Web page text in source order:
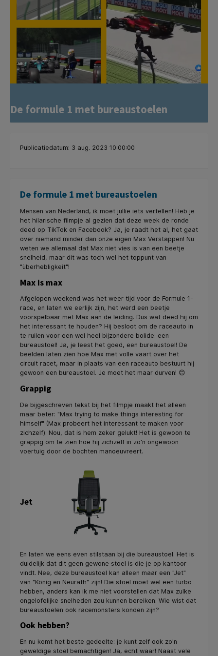
De formule 1 met bureaustoelen
Publicatiedatum: 3 aug. 2023 10:00:00
De formule 1 met bureaustoelen
Mensen van Nederland, ik moet jullie iets vertellen! Heb je
het hilarische filmpje al gezien dat deze week de ronde
deed op TikTok en Facebook? Ja, je raadt het al, het gaat
over niemand minder dan onze eigen Max Verstappen! Nu
weten we allemaal dat Max niet vies is van een beetje
snelheid, maar dit was toch wel het toppunt van
"überhebligkeit"!
Max is max
Afgelopen weekend was het weer tijd voor de Formule 1-
race, en laten we eerlijk zijn, het werd een beetje
voorspelbaar met Max aan de leiding. Dus wat deed hij om
het interessant te houden? Hij besloot om de raceauto in
te ruilen voor een wel heel bijzondere bolide: een
bureaustoel! Ja, je leest het goed, een bureaustoel! De
beelden laten zien hoe Max met volle vaart over het
circuit racet, maar in plaats van een raceauto bestuurt hij
gewoon een bureaustoel. Je moet het maar durven! 😊
Grappig
De bijgeschreven tekst bij het filmpje maakt het alleen
maar beter: "Max trying to make things interesting for
himself" (Max probeert het interessant te maken voor
zichzelf). Nou, dat is hem zeker gelukt! Het is gewoon te
grappig om te zien hoe hij zichzelf in zo'n ongewoon
voertuig door de bochten manoeuvreert.
Jet
En laten we eens even stilstaan bij die bureaustoel. Het is
duidelijk dat dit geen gewone stoel is die je op kantoor
vindt. Nee, deze bureaustoel kan alleen maar een "Jet"
van "König en Neurath" zijn! Die stoel moet wel een turbo
hebben, anders kan ik me niet voorstellen dat Max zulke
ongelofelijke snelheden zou kunnen bereiken. Wie wist dat
bureaustoelen ook racemonsters konden zijn?
Ook hebben?
En nu komt het beste gedeelte: je kunt zelf ook zo'n
geweldige stoel bemachtigen! Ja, echt waar! Naast vele